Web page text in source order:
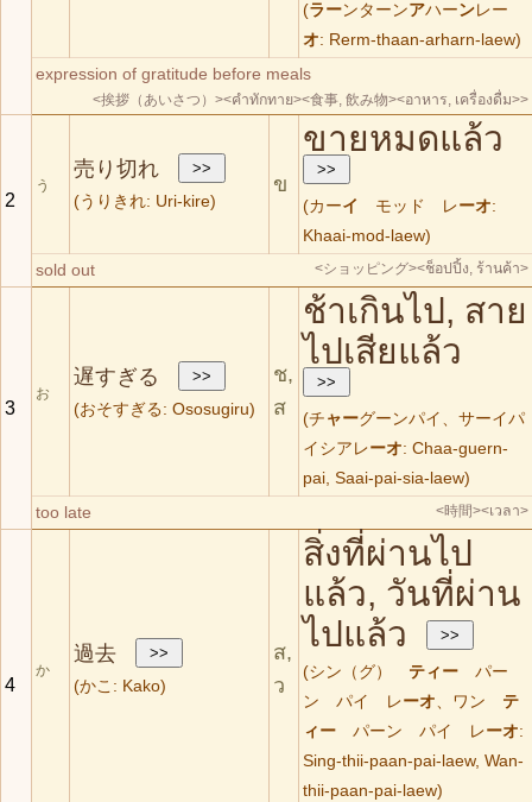
(ラーンターンアハーンレー
オ: Rerm-thaan-arharn-laew)
expression of gratitude before meals
<挨拶（あいさつ）><คำทักทาย><食事, 飲み物><อาหาร, เครื่องดื่ม>>
2
う
売り切れ
(うりきれ: Uri-kire)
ข
ขายหมดแล้ว
(カーイ モッド レーオ:
Khaai-mod-laew)
sold out <ショッピング><ช็อปปิ้ง, ร้านค้า>
3
お
遅すぎる
(おそすぎる: Ososugiru)
ช,
ส
ช้าเกินไป, สาย
ไปเสียแล้ว
(チ ャーグーンパイ、サーイパ
イシアレーオ: Chaa-guern-
pai, Saai-pai-sia-laew)
too late <時間><เวลา>
4
か
過去
(かこ: Kako)
ส,
ว
สิ่งที่ผ่านไป
แล้ว, วันที่ผ่าน
ไปแล้ว
(シン（グ） ティー パー
ン パイ レーオ、ワン テ
ィー パーン パイ レーオ:
Sing-thii-paan-pai-laew, Wan-
thii-paan-pai-laew)